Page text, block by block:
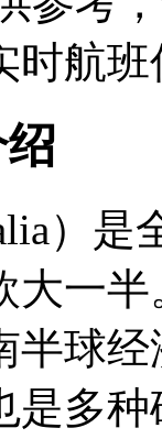
时航
）是
大一
半球
是多